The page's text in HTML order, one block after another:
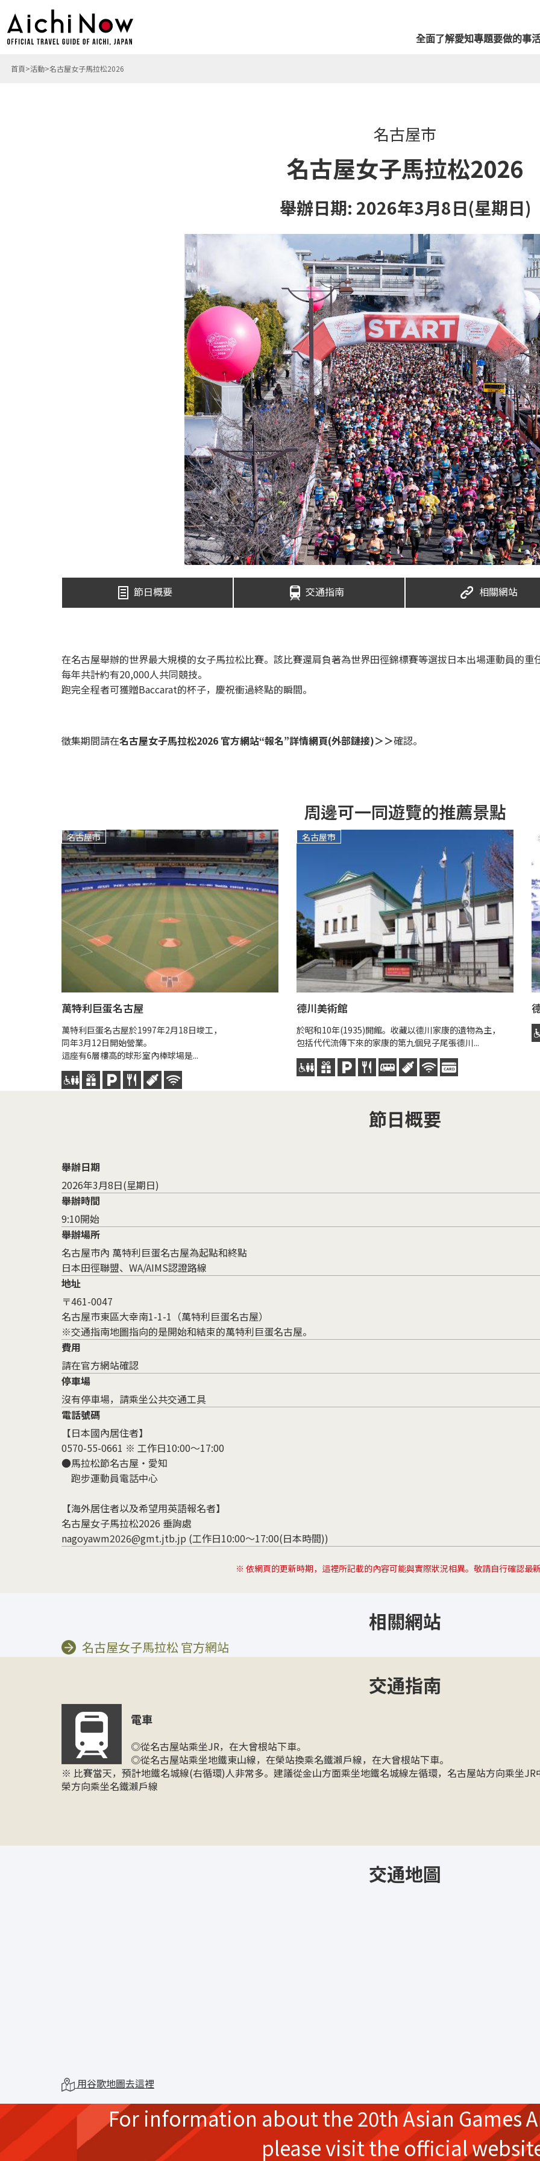
全面了解愛知專題要做的事
首頁 活動 名古屋女子馬拉松2026
名古屋市
名古屋女子馬拉松2026
舉辦日期: 2026年3月8日(星期日)
節日概要 交通指南 相關網站
在名古屋舉辦的世界最大規模的女子馬拉松比賽。該比賽還肩負著為世界田徑錦標賽等選拔日本出場運動員的重
每年共計約有20,000人共同競技。
跑完全程者可獲贈Baccarat的杯子，慶祝衝過終點的瞬間。
徵集期間請在名古屋女子馬拉松2026 官方網站“報名”詳情網頁(外部鏈接)＞＞確認。
周邊可一同遊覽的推薦景點
名古屋市
萬特利巨蛋名古屋
萬特利巨蛋名古屋於1997年2月18日竣工，
同年3月12日開始營業。
這座有6層樓高的球形室內棒球場是...
名古屋市
德川美術館
於昭和10年(1935)開館。收藏以德川家康的遺物為主，
包括代代流傳下來的家康的第九個兒子尾張德川...
節日概要
舉辦日期
2026年3月8日(星期日)
舉辦時間
9:10開始
舉辦場所
名古屋市內 萬特利巨蛋名古屋為起點和終點
日本田徑聯盟、WA/AIMS認證路線
地址
〒461-0047
名古屋市東區大幸南1-1-1（萬特利巨蛋名古屋）
※交通指南地圖指向的是開始和結束的萬特利巨蛋名古屋。
費用
請在官方網站確認
停車場
沒有停車場，請乘坐公共交通工具
電話號碼
【日本國內居住者】
0570-55-0661 ※ 工作日10:00～17:00
●馬拉松節名古屋・愛知
跑步運動員電話中心
【海外居住者以及希望用英語報名者】
名古屋女子馬拉松2026 垂詢處
nagoyawm2026@gmt.jtb.jp (工作日10:00～17:00(日本時間))
※ 依網頁的更新時期，這裡所記載的內容可能與實際狀況相異。敬請自行確認最新
相關網站
名古屋女子馬拉松 官方網站
交通指南
電車
◎從名古屋站乘坐JR，在大曾根站下車。
◎從名古屋站乘坐地鐵東山線，在榮站換乘名鐵瀨戶線，在大曾根站下車。
※ 比賽當天，預計地鐵名城線(右循環)人非常多。建議從金山方面乘坐地鐵名城線左循環，名古屋站方向乘坐JR
榮方向乘坐名鐵瀨戶線
交通地圖
用谷歌地圖去這裡
For information about the20th Asian Games
pleasevisit the official